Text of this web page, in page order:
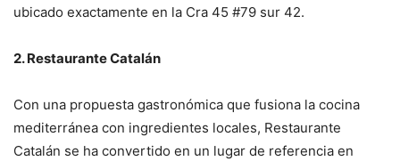
ubicado exactamente en la Cra 45 #79 sur 42.
2. Restaurante Catalán
Con una propuesta gastronómica que fusiona la cocina
mediterránea con ingredientes locales, Restaurante
Catalán se ha convertido en un lugar de referencia en